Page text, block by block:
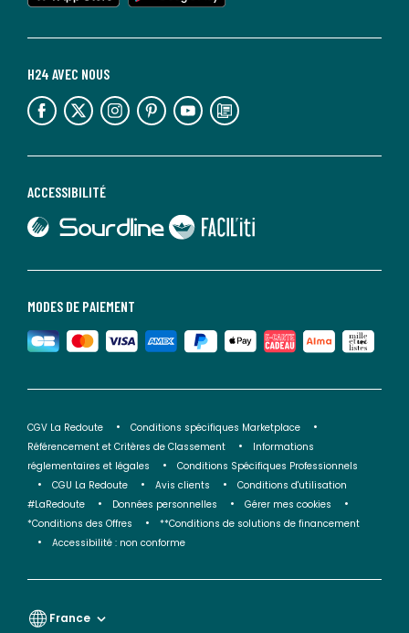
MODES DE PAIEMENT
ACCESSIBILITÉ
lien vers Faciliti
H24 AVEC NOUS
lien vers l'espace réseaux sociaux lien vers l'espace réseaux sociaux lien vers l'espace réseaux sociaux lien vers l'espace réseaux sociaux lien vers l'espace réseaux sociaux lien vers le blog la redoute
CGV La Redoute
Conditions spécifiques Marketplace
Référencement et Critères de Classement
Informations
réglementaires et légales
Conditions Spécifiques Professionnels
CGU La Redoute
Avis clients
Conditions d'utilisation
#LaRedoute
Données personnelles
Gérer mes cookies
*Conditions des Offres
**Conditions de solutions de financement
Accessibilité : non conforme
France